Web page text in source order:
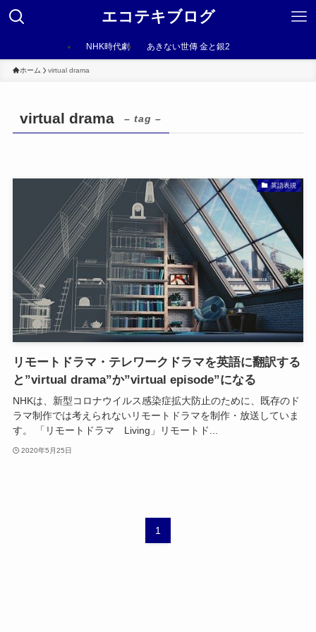
エコテキブログ
NHK時代劇 あきない世傳 金と銀2
ホーム virtual drama
virtual drama – tag –
英語表現
リモートドラマ・テレワークドラマを英語に翻訳する
と”virtual drama”か”virtual episode”になる
NHKは、新型コロナウイルス感染症拡大防止のために、既存のド
ラマ制作では考えられないリモートドラマを制作・放送していま
す。 「リモートドラマ Living」リモートド...
2020年5月25日
1